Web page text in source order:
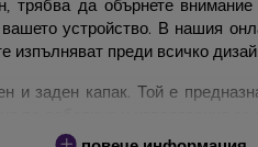
трябва да обърнете
устройство. В нашия
изпълняват преди всичко
и заден капак. Той е